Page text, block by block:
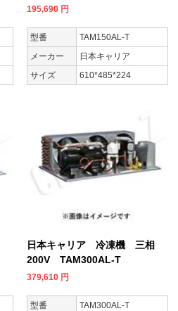
195,690 円
型番
TAM150AL-T
メーカー
日本キャリア
サイズ
610*485*224
日本キャリア 冷凍機 三相
200V TAM300AL-T
379,610 円
型番 TAM300AL-T